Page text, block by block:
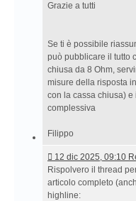
Grazie a tutti
Se ti è possibile
può pubblicare il tutto
chiusa da 8 Ohm,
misure della risposta
con la cassa chiusa)
complessiva
Filippo
12
dic
2025,
09:10 Re:
12 dic 2025, 09:10
Rispolvero il thread
articolo completo
highline: